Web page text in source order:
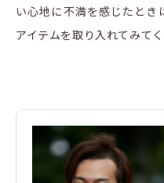
い心地に不満を感じたとき
アイテムを取り入れてみてく